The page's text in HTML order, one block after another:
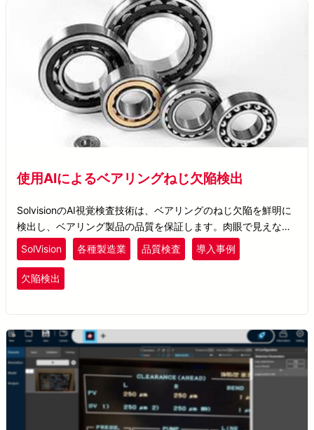
使用AIによるベアリングねじ欠陥検出
SolvisionのAI視覚検査技術は、ベアリングのねじ欠陥を鮮明に
検出し、ベアリング製品の品質を保証します。肉眼で見えない
欠陥の問題を解決し、生産ラインの生産性を向上させます。
SolVision 各種製造業 品質検査 導入事例
欠陥検出